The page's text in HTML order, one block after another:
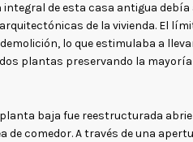
integral de esta casa antigua
de la vivienda. El
lo que estimulaba a
plantas preservando la
baja fue reestructurada
de comedor. A través de una